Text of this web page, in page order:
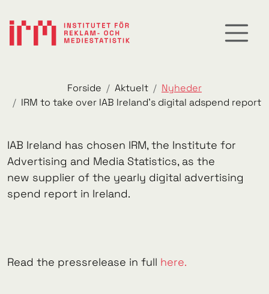
Forside Aktuelt
Nyheder
IRM to take over IAB Ireland’s digital adspend report
IAB Ireland has chosen IRM, the Institute for
Advertising and Media Statistics, as the
new supplier of the yearly digital advertising
spend report in Ireland.
Read the pressrelease in full here.